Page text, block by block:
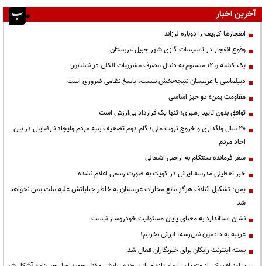
آخرین اخبار
انفجارها کی‌یف را دوباره لرزاند
وقوع انفجار در تاسیسات گازی شهر جبیل عربستان
یک کشته و ۱۲ مسموم به دنبال مصرف مشروبات الکلی در نیشابور
دیپلماسی با عربستان نتیجه‌بخش نیست؛ پاسخ نظامی ضروری است
مقاومت یمن؛ دو خیز اساسی
توافقِ بدونِ تاییدِ رهبری؛ تنها یک قراردادِ بی‌ارزش است
۳۰ سال واگذاری و خروج ثروت ملی؛ گام دوم تضعیف بنیه مردم وایجاد نارضایتی در بین
احاد مردم
سفر فرمانده سنتکام به اراضی اشغالی
خبر تعطیلی مدرسه ایرانی در کویت به صورت رسمی اعلام نشده
یمن: تشکیل ائتلاف هرگز مانع مجازات عربستان به خاطر جنایاتش علیه ملت یمن نخواهد
شد
نشان استاندارد به معنای پایان مسئولیت خودروساز نیست
غریبه به دادمون نمی‌رسه؛ ایرانی بخریم!
بسته اینترنت رایگان برای خبرنگاران فعال شد